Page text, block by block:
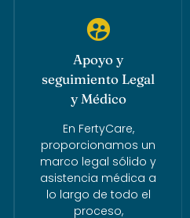
⁠Apoyo y
seguimiento Legal
y Médico
En FertyCare,
proporcionamos un
marco legal sólido y
asistencia médica a
lo largo de todo el
proceso,